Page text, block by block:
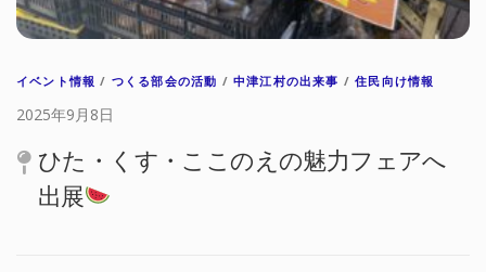
イベント情報 / つくる部会の活動 /中津江村の出来事 /住民向け情報
2025年9月8日
ひた・くす・ここのえの魅力フェアへ
出展